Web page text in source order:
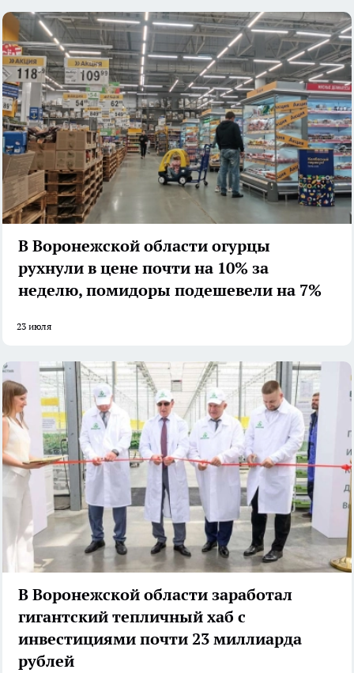
В Воронежской области огурцы
рухнули в цене почти на 10% за
неделю, помидоры подешевели на 7%
23 июля
В Воронежской области заработал
гигантский тепличный хаб с
инвестициями почти 23 миллиарда
рублей